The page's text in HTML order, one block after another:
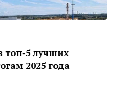
топ‑5 лучших
2025 года